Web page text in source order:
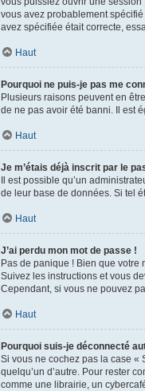
vous avez probablement
avez spécifiée était correcte,
Haut
Pourquoi ne puis-je pas me
Plusieurs raisons peuvent en
de ne pas avoir été banni. Il est
Haut
Je m’étais déjà inscrit par le
Il est possible qu’un
de leur base de données. Si tel
Haut
J’ai perdu mon mot de passe !
Pas de panique ! Bien que votre
Suivez les instructions et vous
Cependant, si vous ne pouvez
Haut
Pourquoi suis-je déconnecté
Si vous ne cochez pas la case «
quelqu’un d’autre. Pour rester
comme une librairie, un